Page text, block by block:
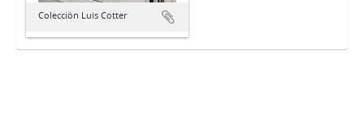
Colección Luis Cotter